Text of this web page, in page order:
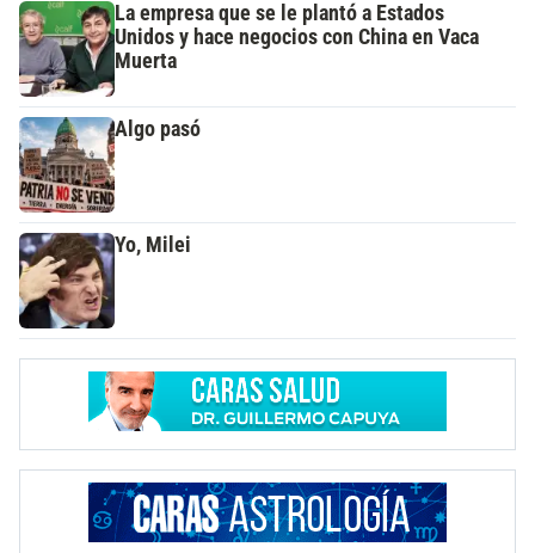
La empresa que se le plantó a Estados
Unidos y hace negocios con China en Vaca
Muerta
Algo pasó
Yo, Milei